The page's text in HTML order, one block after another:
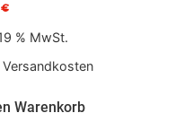
€
% MwSt.
Versandkosten
Warenkorb